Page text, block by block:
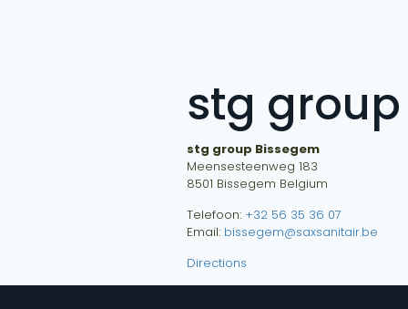
stg
stg group Bissegem
Meensesteenweg 183
8501 Bissegem Belgium
Telefoon: +32 56 35 36 07
Email: bissegem@saxsanitair.be
Directions